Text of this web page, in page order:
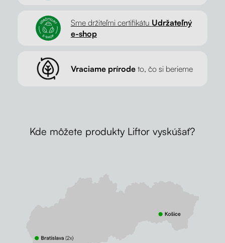
Sme držiteľmi certifikátu Udržateľný
e-shop
Vraciame prírodeto, čo si berieme
Kde môžete produkty Liftor vyskúšať?